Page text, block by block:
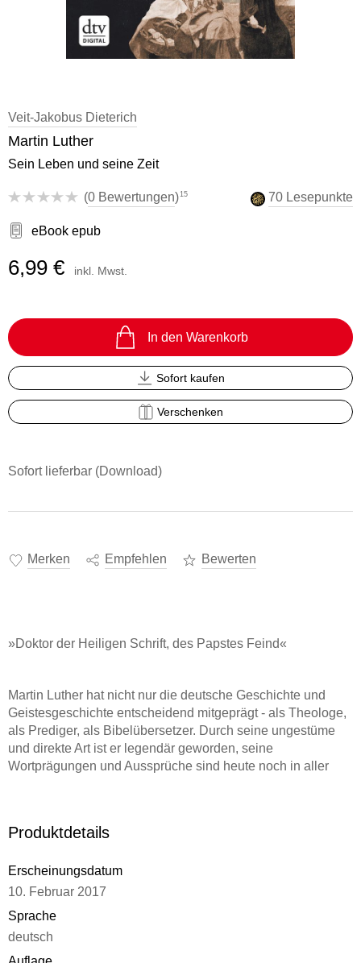
Veit-Jakobus Dieterich
Martin Luther
Sein Leben und seine Zeit
(0 Bewertungen) 15 70 Lesepunkte
eBook epub
6,99 € inkl. Mwst.
In den Warenkorb
Sofort kaufen
Verschenken
Sofort lieferbar (Download)
Merken Empfehlen Bewerten
»Doktor der Heiligen Schrift, des Papstes Feind«
Martin Luther hat nicht nur die deutsche Geschichte und
Geistesgeschichte entscheidend mitgeprägt - als Theologe,
als Prediger, als Bibelübersetzer. Durch seine ungestüme
und direkte Art ist er legendär geworden, seine
Wortprägungen und Aussprüche sind heute noch in aller
reich bebilderte Biografie vollzieht den abenteuerlichen
heraufziehender Neuzeit und ausgehendem Mittelalter nach.
Produktdetails
Erscheinungsdatum
10. Februar 2017
Sprache
deutsch